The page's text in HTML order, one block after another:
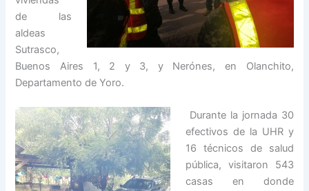
de las
aldeas
Sutrasco,
Buenos Aires 1, 2 y 3, y Nerónes, en Olanchito,
Departamento de Yoro.
Durante la jornada 30
efectivos de la UHR y
16 técnicos de salud
pública, visitaron 543
casas en donde